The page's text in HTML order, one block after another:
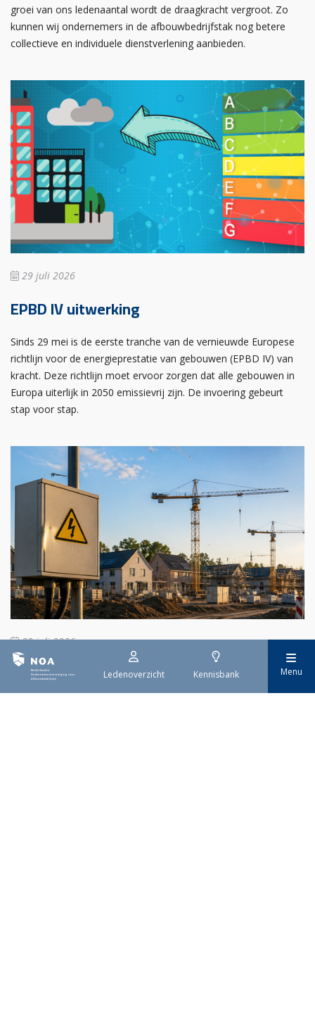
Ledenoverzicht Kennisbank Menu
groei van ons ledenaantal wordt de draagkracht vergroot. Zo
kunnen wij ondernemers in de afbouwbedrijfstak nog betere
collectieve en individuele dienstverlening aanbieden.
29 juli 2026
EPBD IV uitwerking
Sinds 29 mei is de eerste tranche van de vernieuwde Europese
richtlijn voor de energieprestatie van gebouwen (EPBD IV) van
kracht. Deze richtlijn moet ervoor zorgen dat alle gebouwen in
Europa uiterlijk in 2050 emissievrij zijn. De invoering gebeurt
stap voor stap.
29 juli 2026
Stroomaansluiting bouwprojecten